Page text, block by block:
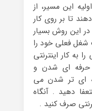
این مسیر، از
تا بر روی کار
در این روش بسیار
شغل فعلی خود را
به کار اینترنتی
ای شدن و
ای تر شدن می
دهید . آنگاه
صرف کنید .